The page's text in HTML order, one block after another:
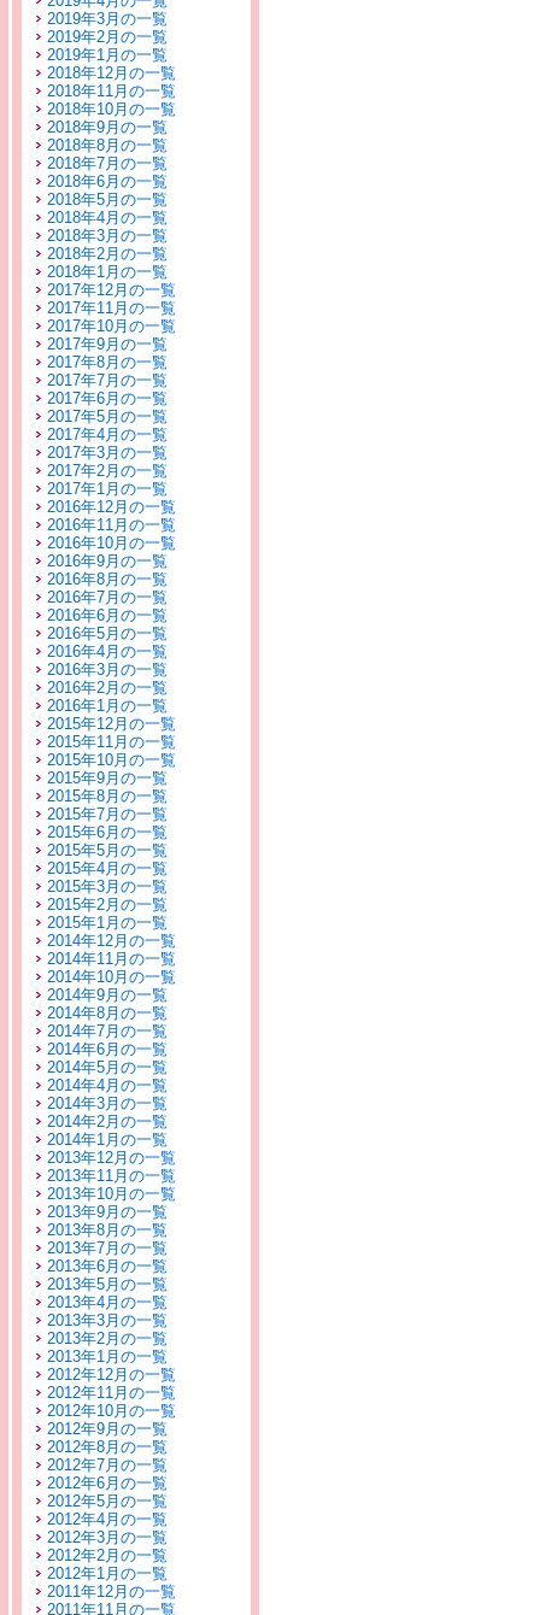
2019年3月の一覧
2019年2月の一覧
2019年1月の一覧
2018年12月の一覧
2018年11月の一覧
2018年10月の一覧
2018年9月の一覧
2018年8月の一覧
2018年7月の一覧
2018年6月の一覧
2018年5月の一覧
2018年4月の一覧
2018年3月の一覧
2018年2月の一覧
2018年1月の一覧
2017年12月の一覧
2017年11月の一覧
2017年10月の一覧
2017年9月の一覧
2017年8月の一覧
2017年7月の一覧
2017年6月の一覧
2017年5月の一覧
2017年4月の一覧
2017年3月の一覧
2017年2月の一覧
2017年1月の一覧
2016年12月の一覧
2016年11月の一覧
2016年10月の一覧
2016年9月の一覧
2016年8月の一覧
2016年7月の一覧
2016年6月の一覧
2016年5月の一覧
2016年4月の一覧
2016年3月の一覧
2016年2月の一覧
2016年1月の一覧
2015年12月の一覧
2015年11月の一覧
2015年10月の一覧
2015年9月の一覧
2015年8月の一覧
2015年7月の一覧
2015年6月の一覧
2015年5月の一覧
2015年4月の一覧
2015年3月の一覧
2015年2月の一覧
2015年1月の一覧
2014年12月の一覧
2014年11月の一覧
2014年10月の一覧
2014年9月の一覧
2014年8月の一覧
2014年7月の一覧
2014年6月の一覧
2014年5月の一覧
2014年4月の一覧
2014年3月の一覧
2014年2月の一覧
2014年1月の一覧
2013年12月の一覧
2013年11月の一覧
2013年10月の一覧
2013年9月の一覧
2013年8月の一覧
2013年7月の一覧
2013年6月の一覧
2013年5月の一覧
2013年4月の一覧
2013年3月の一覧
2013年2月の一覧
2013年1月の一覧
2012年12月の一覧
2012年11月の一覧
2012年10月の一覧
2012年9月の一覧
2012年8月の一覧
2012年7月の一覧
2012年6月の一覧
2012年5月の一覧
2012年4月の一覧
2012年3月の一覧
2012年2月の一覧
2012年1月の一覧
2011年12月の一覧
2011年11月の一覧